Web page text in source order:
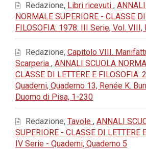
Redazione, Libri ricevuti ,
NORMALE SUPERIORE - CLASSE
FILOSOFIA: 1978: III Serie, Vol. VIII,
Redazione, Capitolo VIII.
Scarperia , ANNALI SCUOLA
CLASSE DI LETTERE E FILOSOFIA:
Quaderni, Quaderno 13, Renée K.
Duomo di Pisa, 1-230
Redazione, Tavole , ANNALI
SUPERIORE - CLASSE DI LETTERE
IV Serie - Quaderni, Quaderno 5